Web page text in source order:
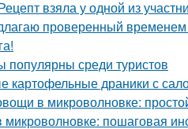
взяла у одной из
проверенный временем
популярны среди туристов
картофельные драники с
в микроволновке:
микроволновке: пошаговая